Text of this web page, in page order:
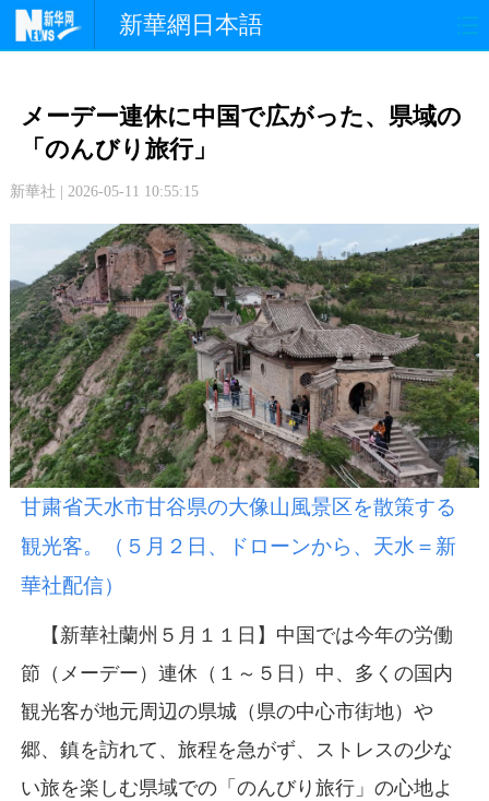
新華網日本語
文 化
中日交流
写 真
メーデー連休に中国で広がった、県域の
「のんびり旅行」
新華社 | 2026-05-11 10:55:15
甘粛省天水市甘谷県の大像山風景区を散策する
観光客。（５月２日、ドローンから、天水＝新
華社配信）
【新華社蘭州５月１１日】中国では今年の労働
節（メーデー）連休（１～５日）中、多くの国内
観光客が地元周辺の県城（県の中心市街地）や
郷、鎮を訪れて、旅程を急がず、ストレスの少な
い旅を楽しむ県域での「のんびり旅行」の心地よ